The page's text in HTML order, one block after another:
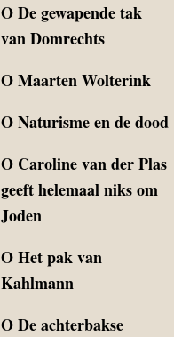
ODe gewapende tak
van Domrechts
OMaarten Wolterink
ONaturisme en de dood
O Caroline van der Plas
geeft helemaal niks om
Joden
OHet pak van
Kahlmann
ODe achterbakse